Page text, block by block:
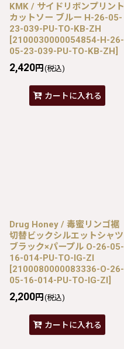
KMK / サイドリボンプリント
カットソー ブルー H-26-05-
23-039-PU-TO-KB-ZH
[2100030000054854-H-26-
05-23-039-PU-TO-KB-ZH]
2,420円 (税込)
カートに入れる
Drug Honey / 毒蜜リンゴ裾
切替ビックシルエットシャツ
ブラック×パープル O-26-05-
16-014-PU-TO-IG-ZI
[2100080000083336-O-26-
05-16-014-PU-TO-IG-ZI]
2,200円 (税込)
カートに入れる